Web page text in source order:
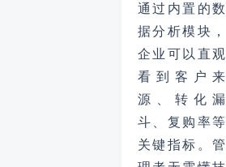
通过内置的数
据分析模块，
企业可以直观
看到客户来
源、转化漏
斗、复购率等
关键指标。管